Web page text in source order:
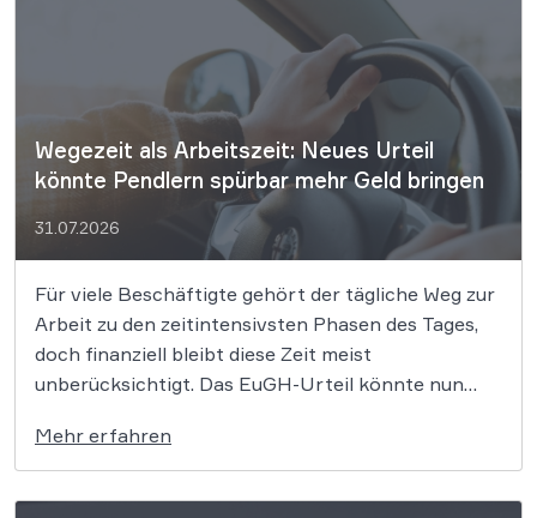
Wegezeit als Arbeitszeit: Neues Urteil
könnte Pendlern spürbar mehr Geld bringen
31.07.2026
Für viele Beschäftigte gehört der tägliche Weg zur
Arbeit zu den zeitintensivsten Phasen des Tages,
doch finanziell bleibt diese Zeit meist
unberücksichtigt. Das EuGH-Urteil könnte nun
Arbeitnehmern den Weg zu einer Vergütung der
Wegezeit ebnen. Wer künftig unterwegs ist, könnte
für diesen […]
Mehr erfahren